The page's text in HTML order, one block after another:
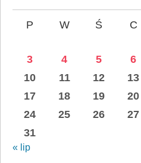
P W Ś C
3
4 5 6
10
11 12 13
17
18 19 20
24
25 26 27
31
« lip